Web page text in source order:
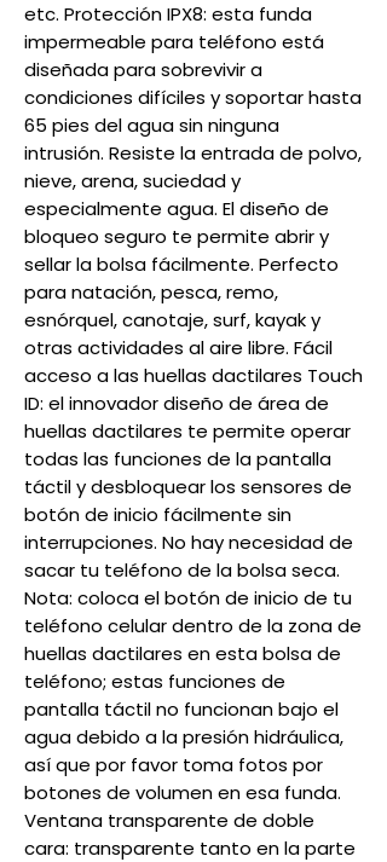
etc. Protección IPX8: esta funda
impermeable para teléfono está
diseñada para sobrevivir a
condiciones difíciles y soportar hasta
65 pies del agua sin ninguna
intrusión. Resiste la entrada de polvo,
nieve, arena, suciedad y
especialmente agua. El diseño de
bloqueo seguro te permite abrir y
sellar la bolsa fácilmente. Perfecto
para natación, pesca, remo,
esnórquel, canotaje, surf, kayak y
otras actividades al aire libre. Fácil
acceso a las huellas dactilares Touch
ID: el innovador diseño de área de
huellas dactilares te permite operar
todas las funciones de la pantalla
táctil y desbloquear los sensores de
botón de inicio fácilmente sin
interrupciones. No hay necesidad de
sacar tu teléfono de la bolsa seca.
Nota: coloca el botón de inicio de tu
teléfono celular dentro de la zona de
huellas dactilares en esta bolsa de
teléfono; estas funciones de
pantalla táctil no funcionan bajo el
agua debido a la presión hidráulica,
así que por favor toma fotos por
botones de volumen en esa funda.
Ventana transparente de doble
cara: transparente tanto en la parte